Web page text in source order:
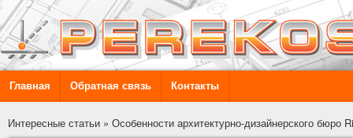
Главная Обратная связь Контакты
Интересные статьи » Особенности архитектурно-дизайнерского бюро